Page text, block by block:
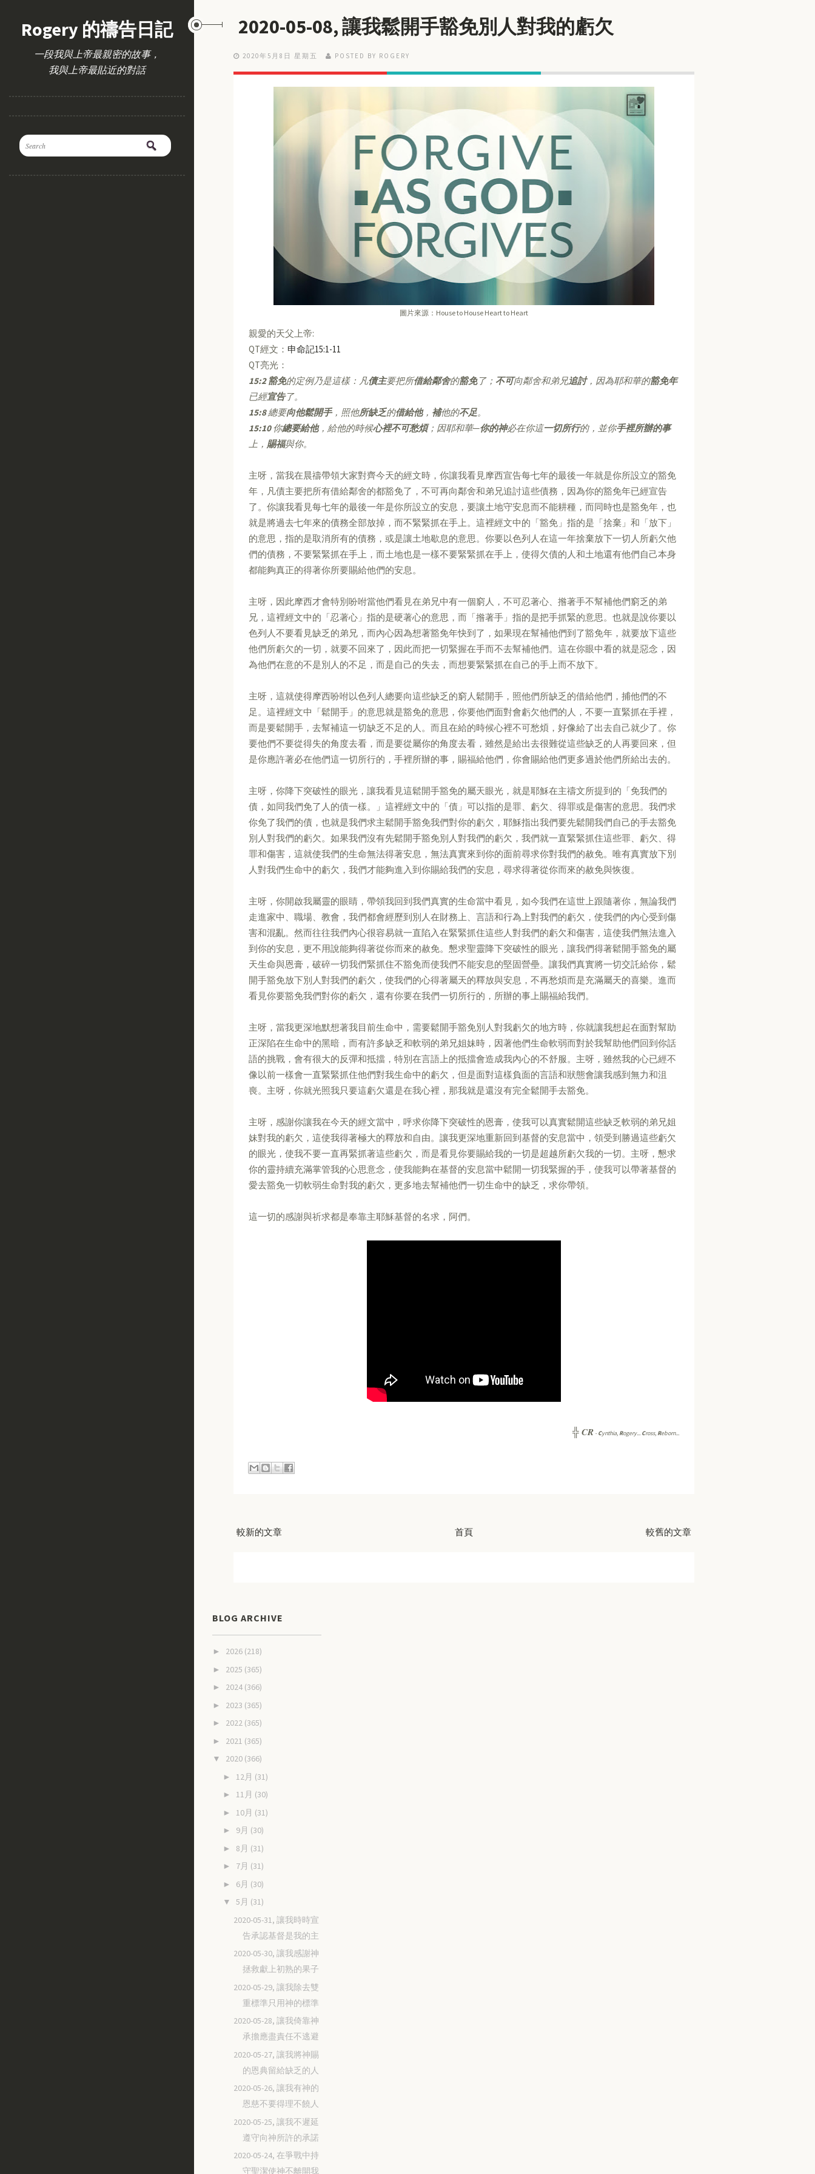
Rogery 的禱告日記
一段我與上帝最親密的故事，
我與上帝最貼近的對話
2020-05-08, 讓我鬆開手豁免別人對我的虧欠
2020年5月8日 星期五 POSTED BY ROGERY
圖片來源：House to House Heart to Heart
親愛的天父上帝:
QT經文： 申命記15:1-11
QT亮光：
15:2 豁免的定例乃是這樣：凡債主要把所借給鄰舍的豁免了； 不可向鄰舍和弟兄追討，因為耶和華的豁免年
已經宣告了。
15:8總要向他鬆開手，照他所缺乏的借給他， 補他的不足。
15:10你總要給他，給他的時候心裡不可愁煩；因耶和華─你的神必在你這一切所行的，並你手裡所辦的事
上， 賜福與你。
主呀，當我在晨禱帶領大家對齊今天的經文時，你讓我看見摩西宣告每七年的最後一年就是你所設立的豁免
年，凡債主要把所有借給鄰舍的都豁免了，不可再向鄰舍和弟兄追討這些債務，因為你的豁免年已經宣告
了。你讓我看見每七年的最後一年是你所設立的安息，要讓土地守安息而不能耕種，而同時也是豁免年，也
就是將過去七年來的債務全部放掉，而不緊緊抓在手上。這裡經文中的「豁免」指的是「捨棄」和「放下」
的意思，指的是取消所有的債務，或是讓土地歇息的意思。你要以色列人在這一年捨棄放下一切人所虧欠他
們的債務，不要緊緊抓在手上，而土地也是一樣不要緊緊抓在手上，使得欠債的人和土地還有他們自己本身
都能夠真正的得著你所要賜給他們的安息。
主呀，因此摩西才會特別吩咐當他們看見在弟兄中有一個窮人，不可忍著心、揝著手不幫補他們窮乏的弟
兄，這裡經文中的「忍著心」指的是硬著心的意思，而「揝著手」指的是把手抓緊的意思。也就是說你要以
色列人不要看見缺乏的弟兄，而內心因為想著豁免年快到了，如果現在幫補他們到了豁免年，就要放下這些
他們所虧欠的一切，就要不回來了，因此而把一切緊握在手而不去幫補他們。這在你眼中看的就是惡念，因
為他們在意的不是別人的不足，而是自己的失去，而想要緊緊抓在自己的手上而不放下。
主呀，這就使得摩西吩咐以色列人總要向這些缺乏的窮人鬆開手，照他們所缺乏的借給他們，捕他們的不
足。這裡經文中「鬆開手」的意思就是豁免的意思，你要他們面對會虧欠他們的人，不要一直緊抓在手裡，
而是要鬆開手，去幫補這一切缺乏不足的人。而且在給的時候心裡不可愁煩，好像給了出去自己就少了。你
要他們不要從得失的角度去看，而是要從屬你的角度去看，雖然是給出去很難從這些缺乏的人再要回來，但
是你應許著必在他們這一切所行的，手裡所辦的事，賜福給他們，你會賜給他們更多過於他們所給出去的。
主呀，你降下突破性的眼光，讓我看見這鬆開手豁免的屬天眼光，就是耶穌在主禱文所提到的「免我們的
債，如同我們免了人的債一樣。」這裡經文中的「債」可以指的是罪、虧欠、得罪或是傷害的意思。我們求
你免了我們的債，也就是我們求主鬆開手豁免我們對你的虧欠，耶穌指出我們要先鬆開我們自己的手去豁免
別人對我們的虧欠。如果我們沒有先鬆開手豁免別人對我們的虧欠，我們就一直緊緊抓住這些罪、虧欠、得
罪和傷害，這就使我們的生命無法得著安息，無法真實來到你的面前尋求你對我們的赦免。唯有真實放下別
人對我們生命中的虧欠，我們才能夠進入到你賜給我們的安息，尋求得著從你而來的赦免與恢復。
主呀，你開啟我屬靈的眼睛，帶領我回到我們真實的生命當中看見，如今我們在這世上跟隨著你，無論我們
走進家中、職場、教會，我們都會經歷到別人在財務上、言語和行為上對我們的虧欠，使我們的內心受到傷
害和混亂。然而往往我們內心很容易就一直陷入在緊緊抓住這些人對我們的虧欠和傷害，這使我們無法進入
到你的安息，更不用說能夠得著從你而來的赦免。懇求聖靈降下突破性的眼光，讓我們得著鬆開手豁免的屬
天生命與恩膏，破碎一切我們緊抓住不豁免而使我們不能安息的堅固營壘。讓我們真實將一切交託給你，鬆
開手豁免放下別人對我們的虧欠，使我們的心得著屬天的釋放與安息，不再愁煩而是充滿屬天的喜樂。進而
看見你要豁免我們對你的虧欠，還有你要在我們一切所行的，所辦的事上賜福給我們。
主呀，當我更深地默想著我目前生命中，需要鬆開手豁免別人對我虧欠的地方時，你就讓我想起在面對幫助
正深陷在生命中的黑暗，而有許多缺乏和軟弱的弟兄姐妹時，因著他們生命軟弱而對於我幫助他們回到你話
語的挑戰，會有很大的反彈和抵擋，特別在言語上的抵擋會造成我內心的不舒服。主呀，雖然我的心已經不
像以前一樣會一直緊緊抓住他們對我生命中的虧欠，但是面對這樣負面的言語和狀態會讓我感到無力和沮
喪。主呀，你就光照我只要這虧欠還是在我心裡，那我就是還沒有完全鬆開手去豁免。
主呀，感謝你讓我在今天的經文當中，呼求你降下突破性的恩膏，使我可以真實鬆開這些缺乏軟弱的弟兄姐
妹對我的虧欠，這使我得著極大的釋放和自由。讓我更深地重新回到基督的安息當中，領受到勝過這些虧欠
的眼光，使我不要一直再緊抓著這些虧欠，而是看見你要賜給我的一切是超越所虧欠我的一切。主呀，懇求
你的靈持續充滿掌管我的心思意念，使我能夠在基督的安息當中鬆開一切我緊握的手，使我可以帶著基督的
愛去豁免一切軟弱生命對我的虧欠，更多地去幫補他們一切生命中的缺乏，求你帶領。
這一切的感謝與祈求都是奉靠主耶穌基督的名求，阿們。
╬ CR -Cynthia, Rogery... Cross, Reborn...
較新的文章 較舊的文章
首頁
BLOG ARCHIVE
► 2026 (218)
► 2025 (365)
► 2024 (366)
► 2023 (365)
► 2022 (365)
► 2021 (365)
▼ 2020 (366)
► 12月 (31)
► 11月 (30)
► 10月 (31)
► 9月 (30)
► 8月 (31)
► 7月 (31)
► 6月 (30)
▼ 5月 (31)
2020-05-31, 讓我時時宣
告承認基督是我的主
2020-05-30, 讓我感謝神
拯救獻上初熟的果子
2020-05-29, 讓我除去雙
重標準只用神的標準
2020-05-28, 讓我倚靠神
承擔應盡責任不逃避
2020-05-27, 讓我將神賜
的恩典留給缺乏的人
2020-05-26, 讓我有神的
恩慈不要得理不饒人
2020-05-25, 讓我不遲延
遵守向神所許的承諾
2020-05-24, 在爭戰中持
守聖潔使神不離開我